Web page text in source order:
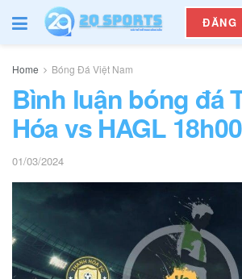
ĐĂNG
Home Bóng Đá Việt Nam
Bình luận bóng đá
Hóa vs HAGL
01/03/2024